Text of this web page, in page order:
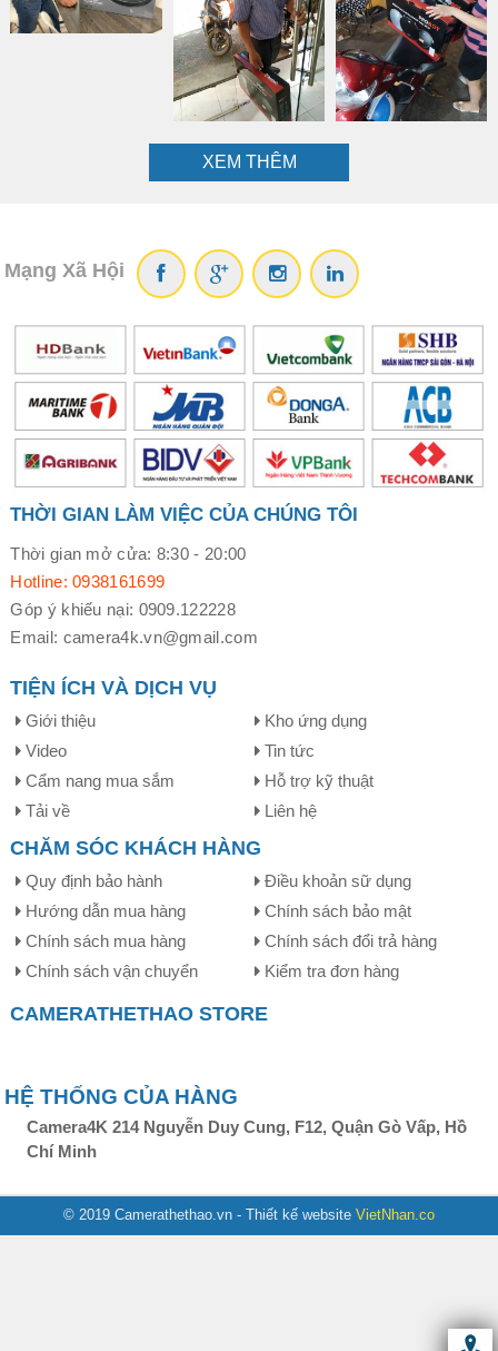
XEM THÊM
Mạng Xã Hội
THỜI GIAN LÀM VIỆC CỦA CHÚNG TÔI
Thời gian mở cửa: 8:30 - 20:00
Hotline: 0938161699
Góp ý khiếu nại: 0909.122228
Email: camera4k.vn@gmail.com
TIỆN ÍCH VÀ DỊCH VỤ
Giới thiệu
Kho ứng dụng
Video
Tin tức
Cẩm nang mua sắm
Hỗ trợ kỹ thuật
Tải về
Liên hệ
CHĂM SÓC KHÁCH HÀNG
Quy định bảo hành
Điều khoản sữ dụng
Hướng dẫn mua hàng
Chính sách bảo mật
Chính sách mua hàng
Chính sách đổi trả hàng
Chính sách vận chuyển
Kiểm tra đơn hàng
CAMERATHETHAO STORE
HỆ THỐNG CỦA HÀNG
Camera4K 214 Nguyễn Duy Cung, F12, Quận Gò Vấp, Hồ
Chí Minh
© 2019 Camerathethao.vn - Thiết kế website VietNhan.co